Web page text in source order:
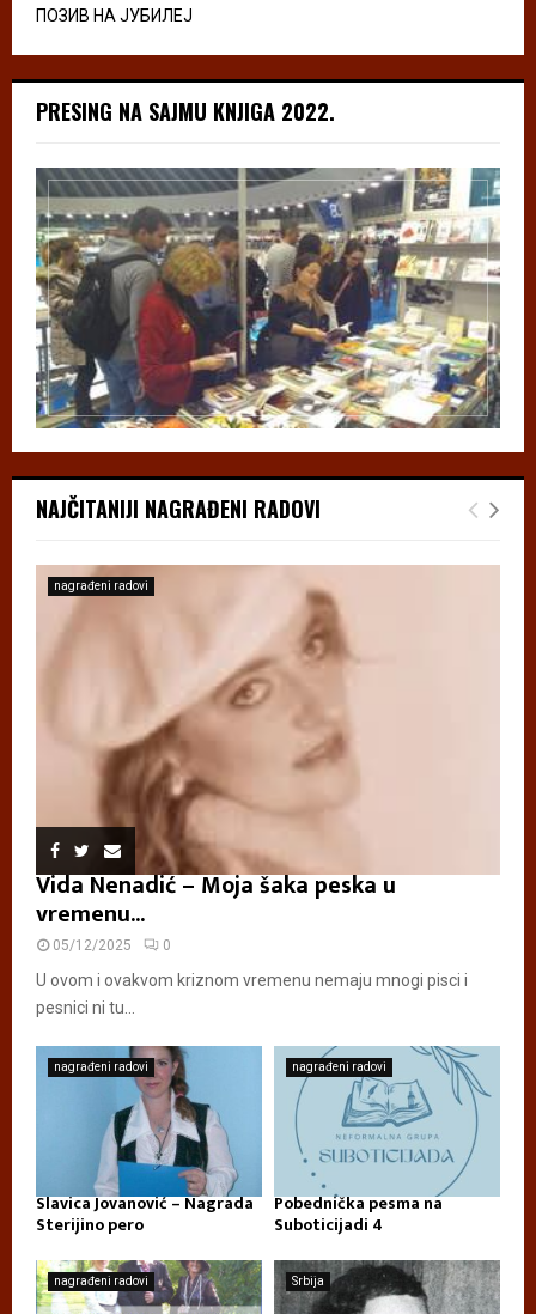
ПОЗИВ НА ЈУБИЛЕЈ
PRESING NA SAJMU KNJIGA 2022.
NAJČITANIJI NAGRAĐENI RADOVI
nagrađeni radovi
Vida Nenadić – Moja šaka peska u
vremenu...
05/12/2025 0
U ovom i ovakvom kriznom vremenu nemaju mnogi pisci i
pesnici ni tu...
nagrađeni radovi
Slavica Jovanović – Nagrada
Sterijino pero
nagrađeni radovi
Pobednička pesma na
Suboticijadi 4
nagrađeni radovi Srbija